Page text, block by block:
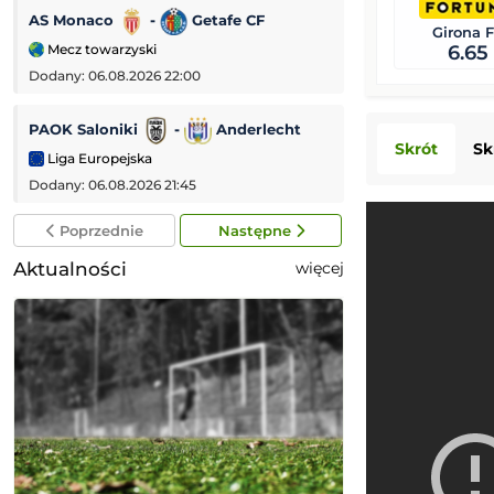
AS Monaco - Getafe CF
Mecz towarzyski
Dodany: 06.08.2026 22:00
PAOK Saloniki - Anderlecht
Liga Europejska
Dodany: 06.08.2026 21:45
IFK Göteborg
Liga Konferencji
Liga Konferencji
Poprzednie Następne
Aktualności więcej
Girona
6.65
Skrót